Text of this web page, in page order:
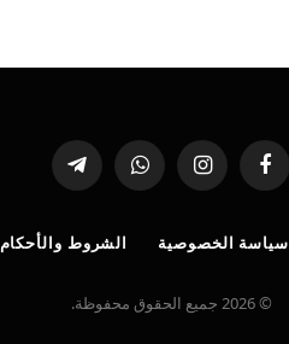
فيسبوك الانستغرامواتساب تيلقرام
سياسة الخصوصية الشروط والأحكام
© 2026 جميع الحقوق محفوظة.